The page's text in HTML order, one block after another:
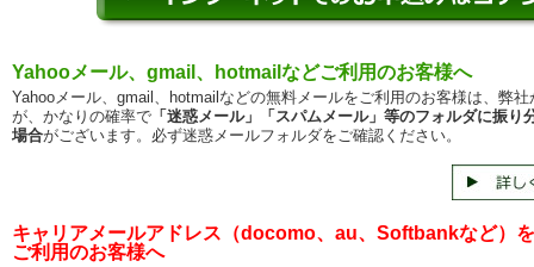
Yahooメール、gmail、hotmailなどご利用のお客様へ
Yahooメール、gmail、hotmailなどの無料メールをご利用のお客様は、弊
が、かなりの確率で 「迷惑メール」「スパムメール」等のフォルダに振り
場合がございます。必ず迷惑メールフォルダをご確認ください。
キャリアメールアドレス（docomo、au、Softbankなど）を
ご利用のお客様へ